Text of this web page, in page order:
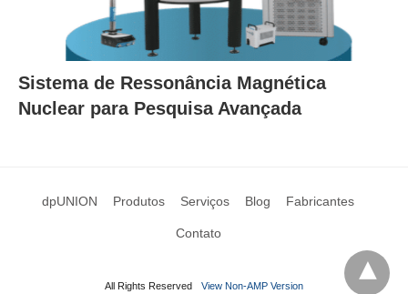
Sistema de Ressonância Magnética
Nuclear para Pesquisa Avançada
dpUNION Produtos Serviços Blog Fabricantes
Contato
All Rights Reserved View Non-AMP Version